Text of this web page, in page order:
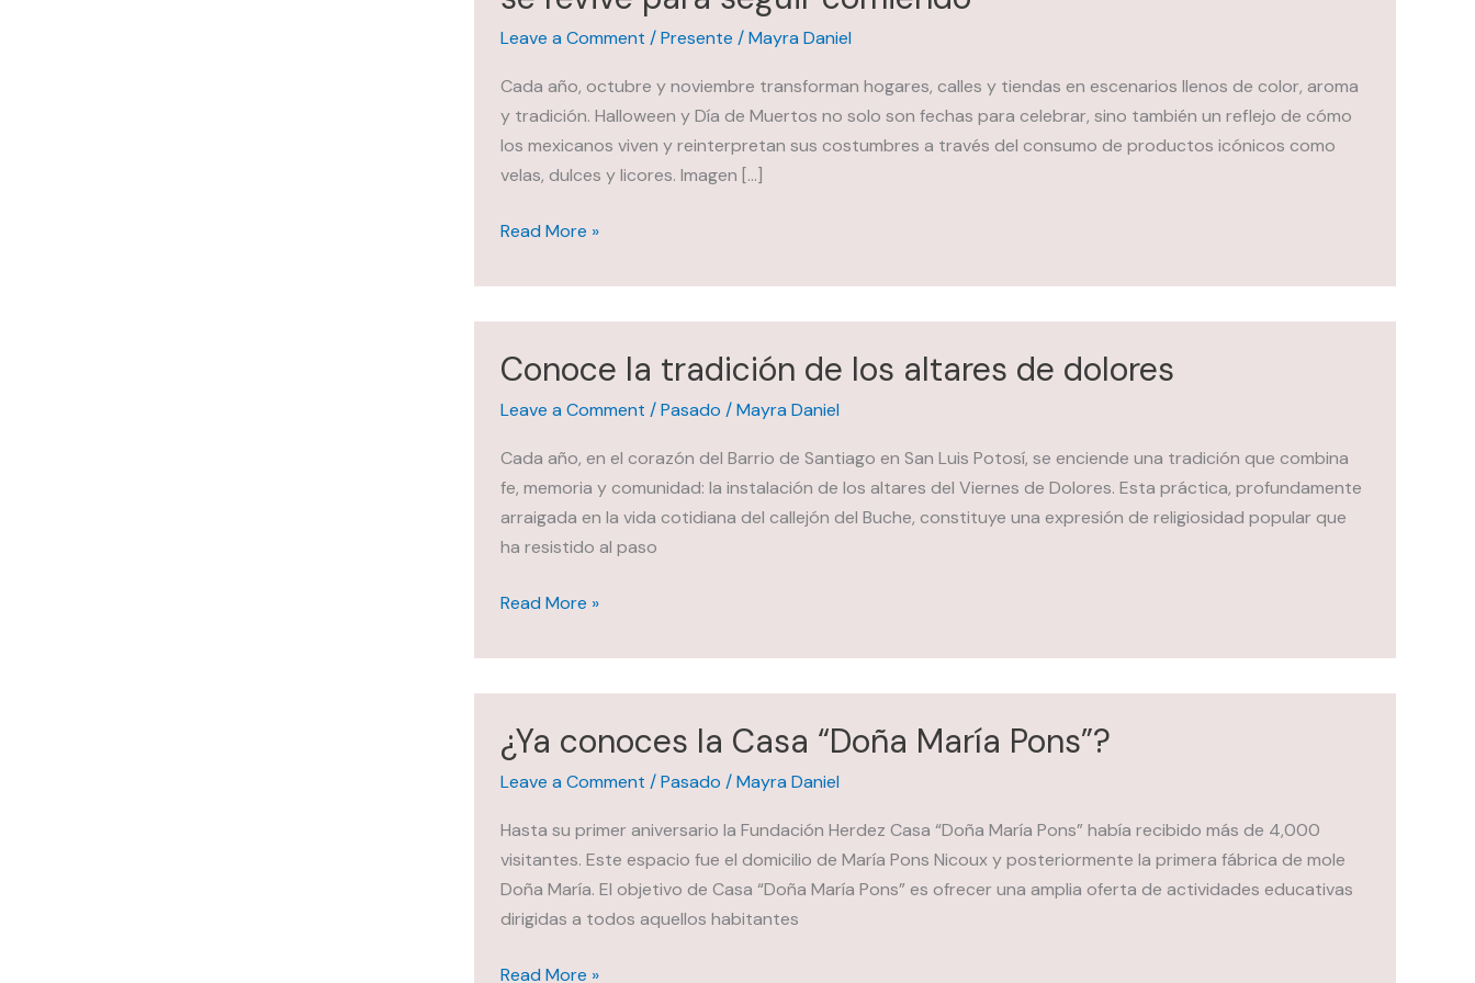
Leave a Comment /Presente /Mayra Daniel
Cada año, octubre y noviembre transforman hogares, calles y tiendas en escenarios llenos de color, aroma
y tradición. Halloween y Día de Muertos no solo son fechas para celebrar, sino también un reflejo de cómo
los mexicanos viven y reinterpretan sus costumbres a través del consumo de productos icónicos como
velas, dulces y licores. Imagen […]
Consumo
Halloween
y
de
Muertos:
país
donde
se
revive
seguir
Read More »
Conoce la tradición de los altares de dolores
Leave a Comment /Pasado /Mayra Daniel
Cada año, en el corazón del Barrio de Santiago en San Luis Potosí, se enciende una tradición que combina
fe, memoria y comunidad: la instalación de los altares del Viernes de Dolores. Esta práctica, profundamente
arraigada en la vida cotidiana del callejón del Buche, constituye una expresión de religiosidad popular que
ha resistido al paso
Conoce
tradición
de
altares
de
Read More »
¿Ya conoces la Casa “Doña María Pons”?
Leave a Comment /Pasado /Mayra Daniel
Hasta su primer aniversario la Fundación Herdez Casa “Doña María Pons” había recibido más de 4,000
visitantes. Este espacio fue el domicilio de María Pons Nicoux y posteriormente la primera fábrica de mole
Doña María. El objetivo de Casa “Doña María Pons” es ofrecer una amplia oferta de actividades educativas
dirigidas a todos aquellos habitantes
¿Ya
Read More »